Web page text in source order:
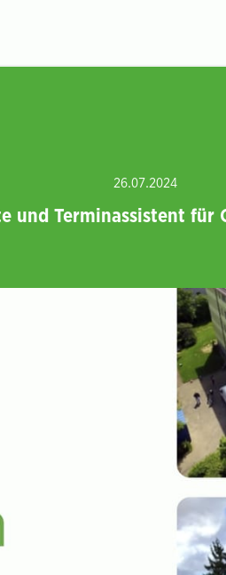
26.07.2024
und Terminassistent für